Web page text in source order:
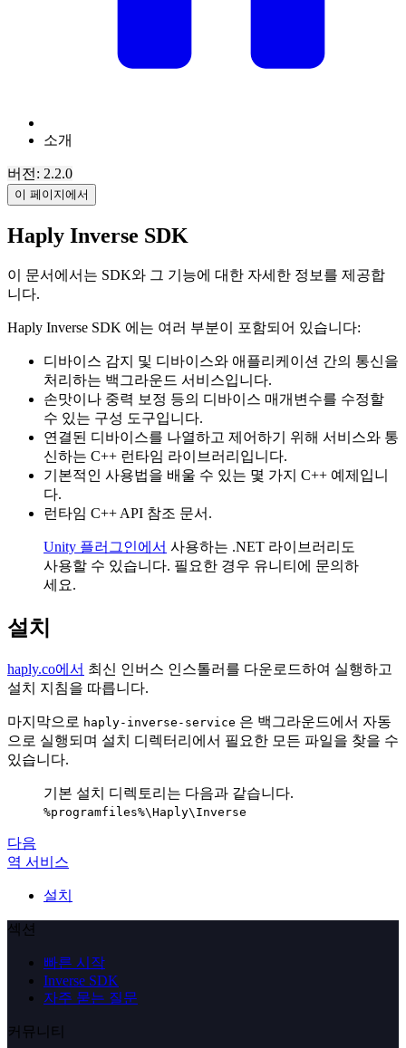
소개
버전: 2.2.0
이 페이지에서
Haply Inverse SDK
이 문서에서는 SDK와 그 기능에 대한 자세한 정보를 제공합
니다.
Haply Inverse SDK 에는 여러 부분이 포함되어 있습니다:
디바이스 감지 및 디바이스와 애플리케이션 간의 통신을
처리하는 백그라운드 서비스입니다.
손맛이나 중력 보정 등의 디바이스 매개변수를 수정할
수 있는 구성 도구입니다.
연결된 디바이스를 나열하고 제어하기 위해 서비스와 통
신하는 C++ 런타임 라이브러리입니다.
기본적인 사용법을 배울 수 있는 몇 가지 C++ 예제입니
다.
런타임 C++ API 참조 문서.
Unity 플러그인에서 사용하는 .NET 라이브러리도
사용할 수 있습니다. 필요한 경우 유니티에 문의하
세요.
설치
haply.co에서 최신 인버스 인스톨러를 다운로드하여 실행하고
설치 지침을 따릅니다.
마지막으로 haply-inverse-service 은 백그라운드에서 자동
으로 실행되며 설치 디렉터리에서 필요한 모든 파일을 찾을 수
있습니다.
기본 설치 디렉토리는 다음과 같습니다.
%programfiles%\Haply\Inverse
다음
역 서비스
설치
섹션
빠른 시작
Inverse SDK
자주 묻는 질문
커뮤니티